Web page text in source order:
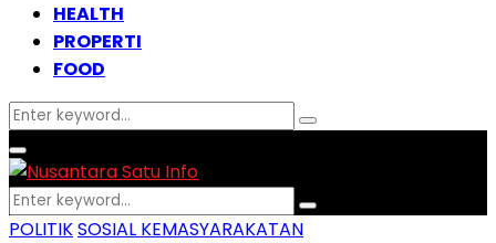
HEALTH
PROPERTI
FOOD
Search
for:
Search
Facebook
Instagram
Email
Whatsapp
Primary
Menu
Search
for:
Search
POLITIKSOSIAL KEMASYARAKATAN